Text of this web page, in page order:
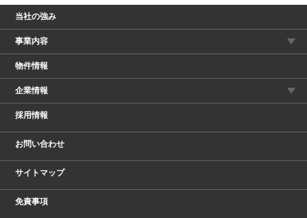
当社の強み
事業内容
物件情報
企業情報
採用情報
お問い合わせ
サイトマップ
免責事項